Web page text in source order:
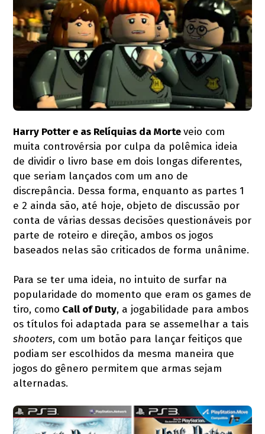
Harry Potter e as Relíquias da Morteveio com
muita controvérsia por culpa da polêmica ideia
de dividir o livro base em dois longas diferentes,
que seriam lançados com um ano de
discrepância. Dessa forma, enquanto as partes 1
e 2 ainda são, até hoje, objeto de discussão por
conta de várias dessas decisões questionáveis por
parte de roteiro e direção, ambos os jogos
baseados nelas são criticados de forma unânime.
Para se ter uma ideia, no intuito de surfar na
popularidade do momento que eram os games de
tiro, como Call of Duty, a jogabilidade para ambos
os títulos foi adaptada para se assemelhar a tais
shooters, com um botão para lançar feitiços que
podiam ser escolhidos da mesma maneira que
jogos do gênero permitem que armas sejam
alternadas.